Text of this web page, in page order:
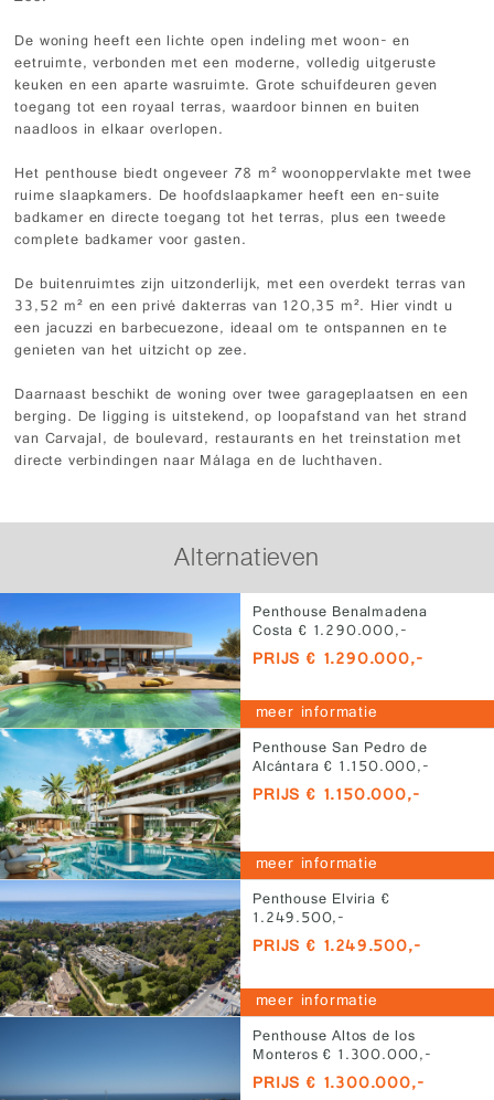
De woning heeft een lichte open indeling met woon- en
eetruimte, verbonden met een moderne, volledig uitgeruste
keuken en een aparte wasruimte. Grote schuifdeuren geven
toegang tot een royaal terras, waardoor binnen en buiten
naadloos in elkaar overlopen.
Het penthouse biedt ongeveer 78 m² woonoppervlakte met twee
ruime slaapkamers. De hoofdslaapkamer heeft een en-suite
badkamer en directe toegang tot het terras, plus een tweede
complete badkamer voor gasten.
De buitenruimtes zijn uitzonderlijk, met een overdekt terras van
33,52 m² en een privé dakterras van 120,35 m². Hier vindt u
een jacuzzi en barbecuezone, ideaal om te ontspannen en te
genieten van het uitzicht op zee.
Daarnaast beschikt de woning over twee garageplaatsen en een
berging. De ligging is uitstekend, op loopafstand van het strand
van Carvajal, de boulevard, restaurants en het treinstation met
directe verbindingen naar Málaga en de luchthaven.
Alternatieven
Penthouse Benalmadena
Costa € 1.290.000,-
PRIJS € 1.290.000,-
meer informatie
Penthouse San Pedro de
Alcántara € 1.150.000,-
PRIJS € 1.150.000,-
meer informatie
Penthouse Elviria €
1.249.500,-
PRIJS € 1.249.500,-
meer informatie
Penthouse Altos de los
Monteros € 1.300.000,-
PRIJS € 1.300.000,-